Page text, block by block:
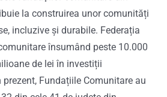
la construirea unor comunități
incluzive și durabile. Federația
însumând peste 10.000
de lei în investiții
Fundațiile Comunitare au